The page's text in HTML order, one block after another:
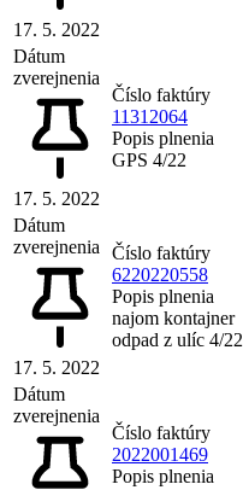
17. 5. 2022
Dátum
zverejnenia
17. 5. 2022
Číslo faktúry
11312064
Popis plnenia
GPS 4/22
Dátum
zverejnenia
17. 5. 2022
Číslo faktúry
6220220558
Popis plnenia
najom kontajner
odpad z ulíc 4/22
Dátum
zverejnenia
Číslo faktúry
2022001469
Popis plnenia